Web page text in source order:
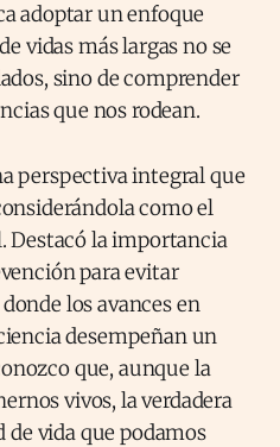
adoptar un enfoque
vidas más largas no se
sino de comprender
que nos rodean.
perspectiva integral que
como el
Destacó la importancia
para evitar
los avances en
desempeñan un
que, aunque la
vivos, la verdadera
de vida que podamos